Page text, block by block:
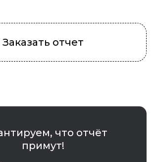
Заказать отчет
что отчёт
примут!